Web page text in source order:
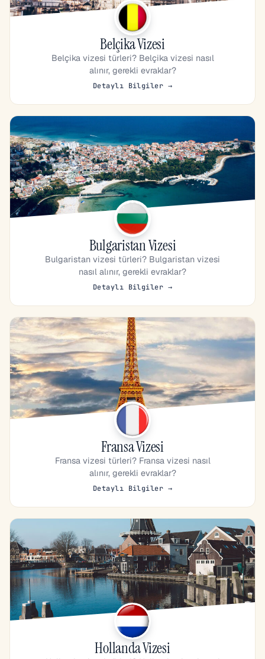
Belçika Vizesi
Belçika vizesi türleri? Belçika vizesi nasıl
alınır, gerekli evraklar?
Detaylı Bilgiler →
Bulgaristan Vizesi
Bulgaristan vizesi türleri? Bulgaristan vizesi
nasıl alınır, gerekli evraklar?
Detaylı Bilgiler →
Fransa Vizesi
Fransa vizesi türleri? Fransa vizesi nasıl
alınır, gerekli evraklar?
Detaylı Bilgiler →
Hollanda Vizesi